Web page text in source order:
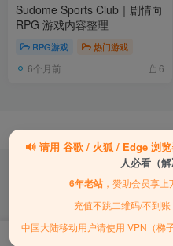
Sudome Sports Club｜剧情向
RPG 游戏内容整理
RPG游戏 热门游戏
6个月前 6
🔊 请用 谷歌 / 火狐 / Edge浏览
人必看（解
6年老站，赞助会员享上
充值不跳二维码/不到
｜
中国大陆移动用户请使用 VPN（梯